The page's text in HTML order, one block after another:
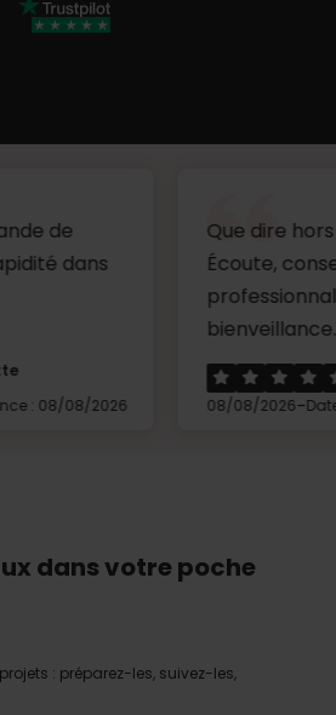
Que dire hors mis un
Écoute, conseils,
professionnalisme et
bienveillance.Merci à
08/08/2026
Date
dans votre poche
: préparez-les, suivez-les,